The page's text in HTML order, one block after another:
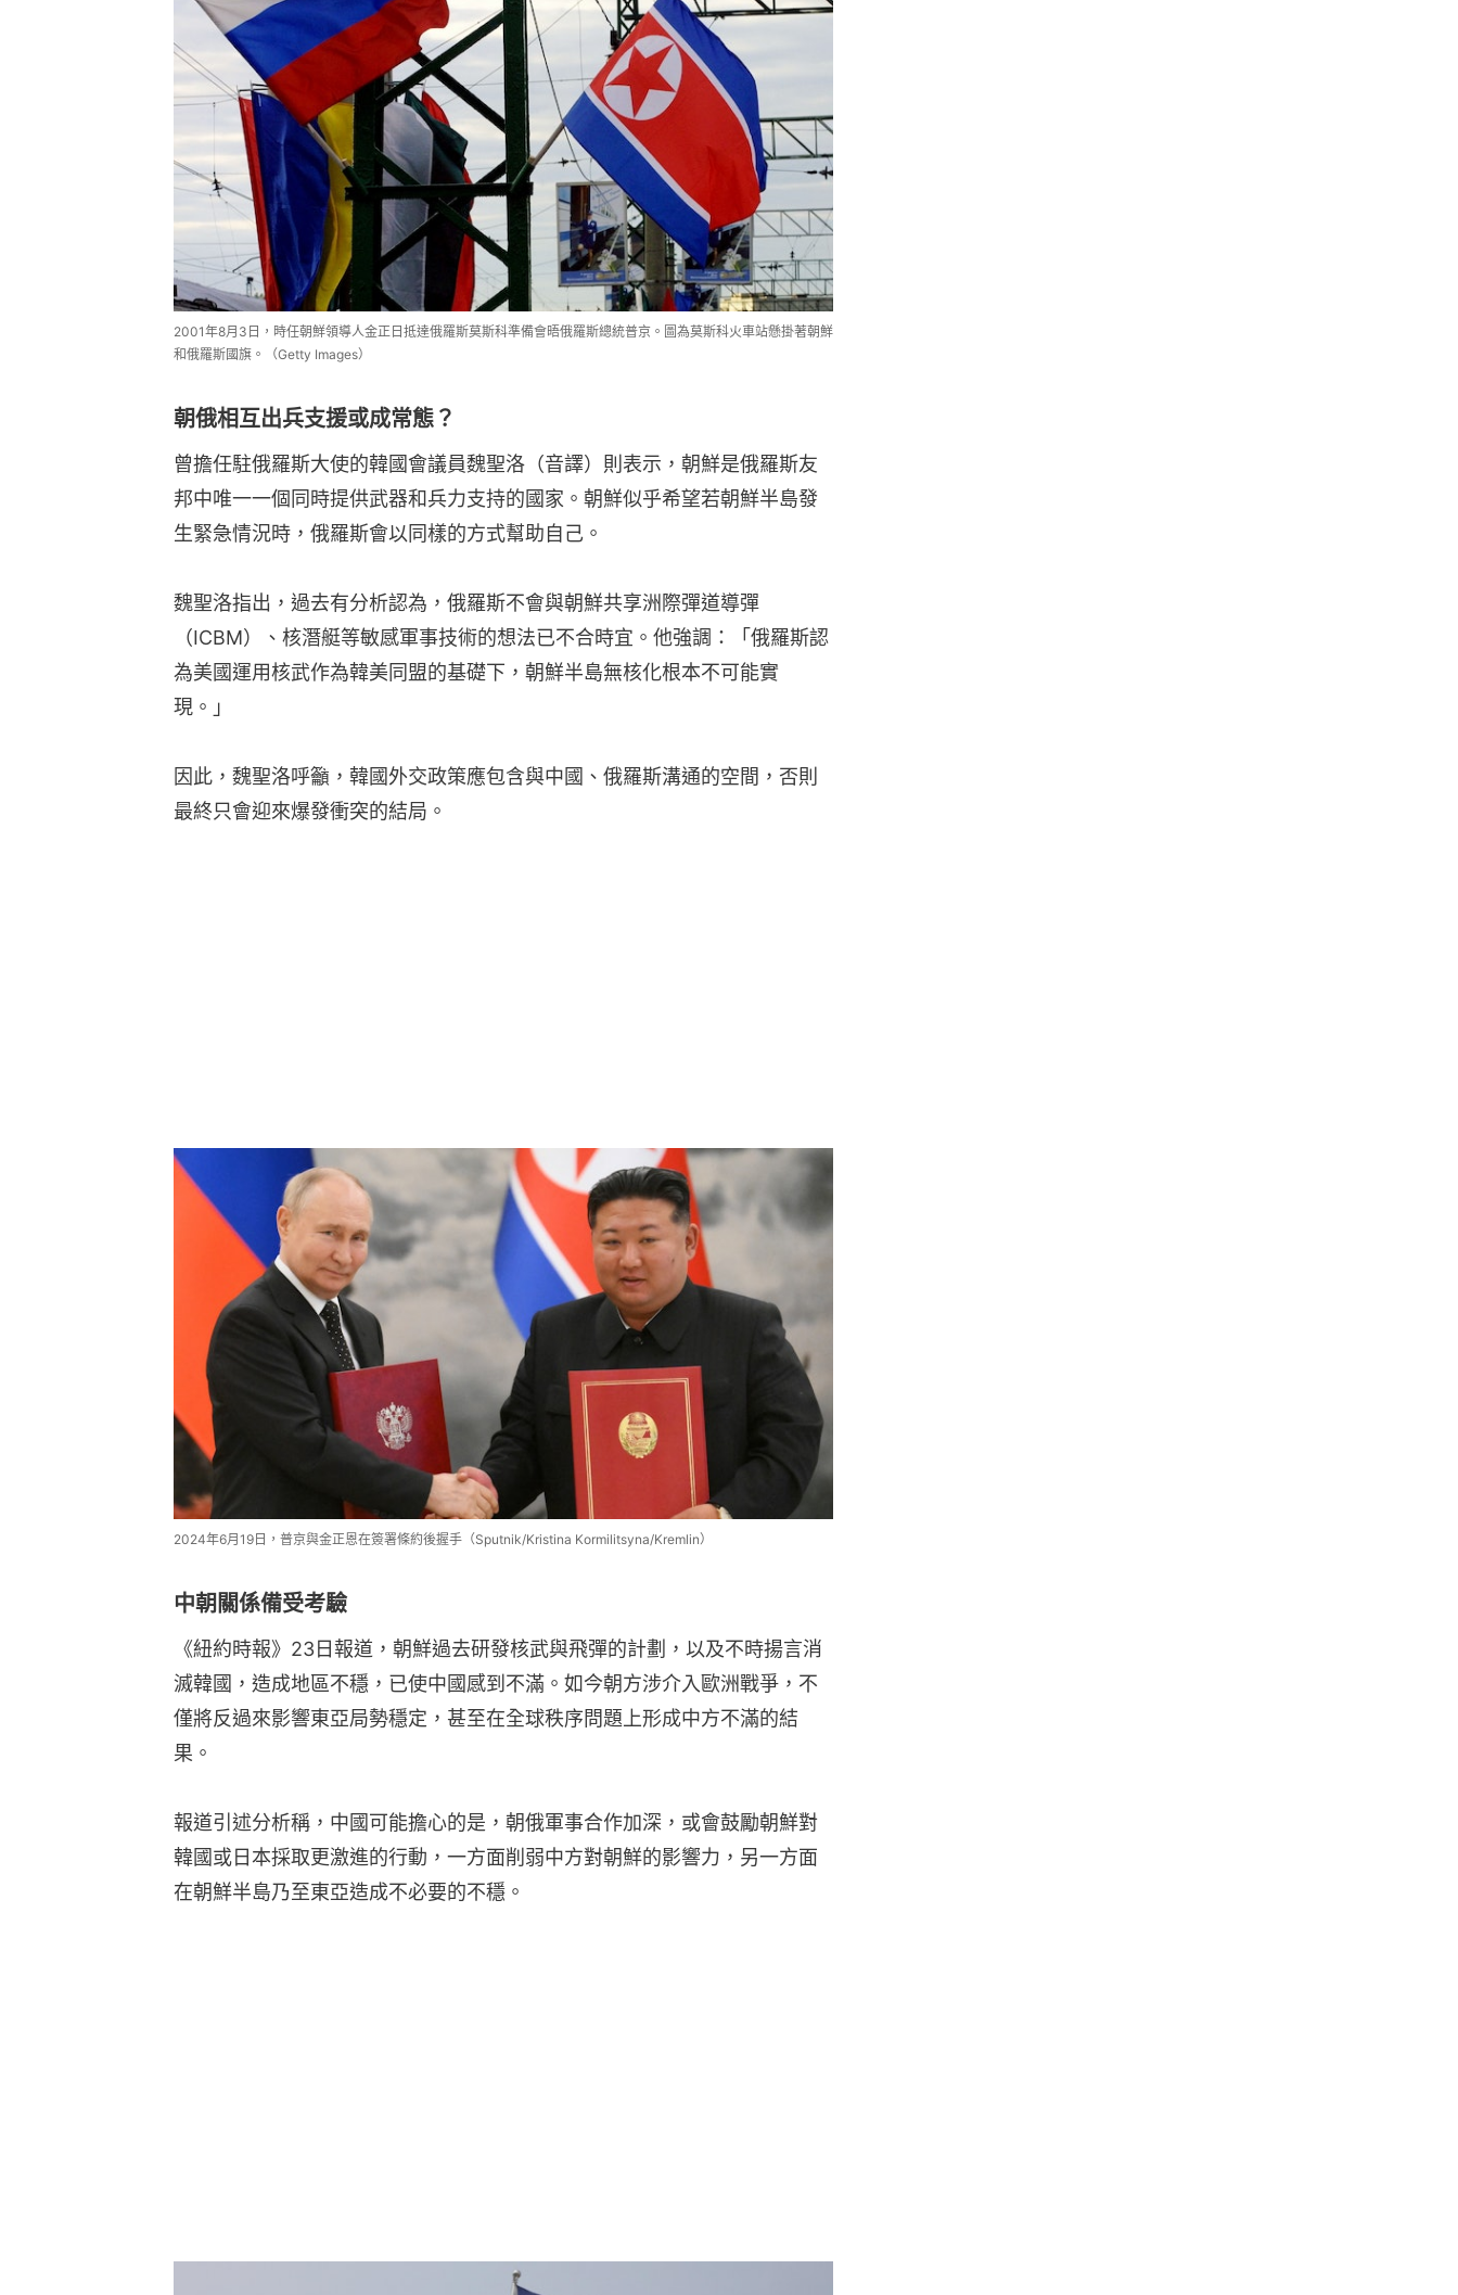
2001年8月3日，時任朝鮮領導人金正日抵達俄羅斯莫斯科準備會晤俄羅斯總統普京。圖為莫斯科火車站懸掛著朝鮮
和俄羅斯國旗。（Getty Images）
朝俄相互出兵支援或成常態？
曾擔任駐俄羅斯大使的韓國會議員魏聖洛（音譯）則表示，朝鮮是俄羅斯友
邦中唯一一個同時提供武器和兵力支持的國家。朝鮮似乎希望若朝鮮半島發
生緊急情況時，俄羅斯會以同樣的方式幫助自己。
魏聖洛指出，過去有分析認為，俄羅斯不會與朝鮮共享洲際彈道導彈
（ICBM）、核潛艇等敏感軍事技術的想法已不合時宜。他強調：「俄羅斯認
為美國運用核武作為韓美同盟的基礎下，朝鮮半島無核化根本不可能實
現。」
因此，魏聖洛呼籲，韓國外交政策應包含與中國、俄羅斯溝通的空間，否則
最終只會迎來爆發衝突的結局。
2024年6月19日，普京與金正恩在簽署條約後握手（Sputnik/Kristina Kormilitsyna/Kremlin）
中朝關係備受考驗
《紐約時報》23日報道，朝鮮過去研發核武與飛彈的計劃，以及不時揚言消
滅韓國，造成地區不穩，已使中國感到不滿。如今朝方涉介入歐洲戰爭，不
僅將反過來影響東亞局勢穩定，甚至在全球秩序問題上形成中方不滿的結
果。
報道引述分析稱，中國可能擔心的是，朝俄軍事合作加深，或會鼓勵朝鮮對
韓國或日本採取更激進的行動，一方面削弱中方對朝鮮的影響力，另一方面
在朝鮮半島乃至東亞造成不必要的不穩。